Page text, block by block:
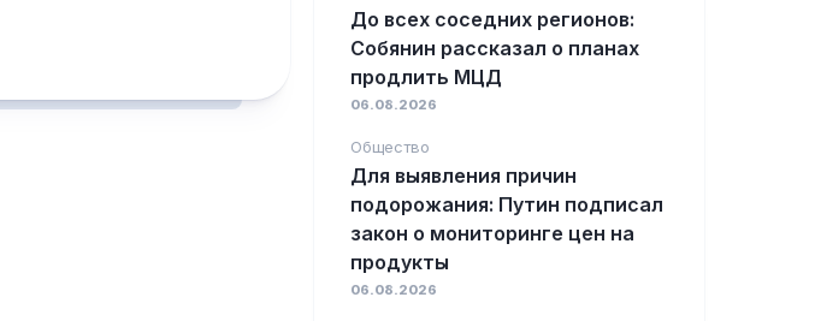
До всех соседних регионов:
Собянин рассказал о планах
продлить МЦД
06.08.2026
Общество
Для выявления причин
подорожания: Путин подписал
закон о мониторинге цен на
продукты
06.08.2026